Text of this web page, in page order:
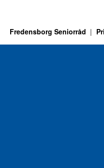
Fredensborg Seniorråd